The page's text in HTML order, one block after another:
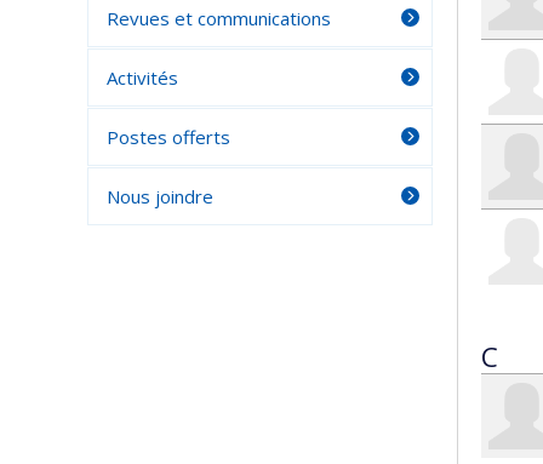
C
Revues et communications
Activités
Postes offerts
Nous joindre